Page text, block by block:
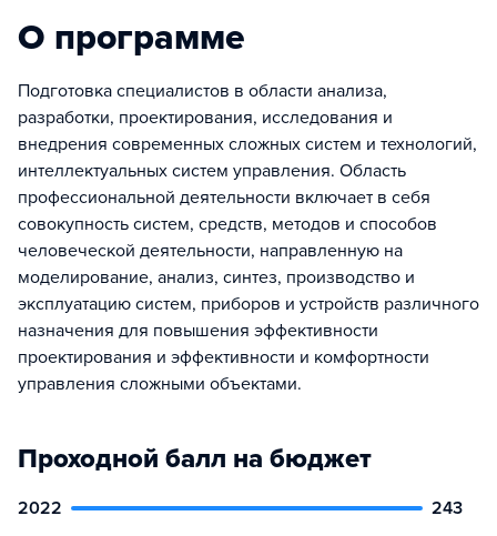
О программе
Подготовка специалистов в области анализа,
разработки, проектирования, исследования и
внедрения современных сложных систем и технологий,
интеллектуальных систем управления. Область
профессиональной деятельности включает в себя
совокупность систем, средств, методов и способов
человеческой деятельности, направленную на
моделирование, анализ, синтез, производство и
эксплуатацию систем, приборов и устройств различного
назначения для повышения эффективности
проектирования и эффективности и комфортности
управления сложными объектами.
Проходной балл на бюджет
2022
243